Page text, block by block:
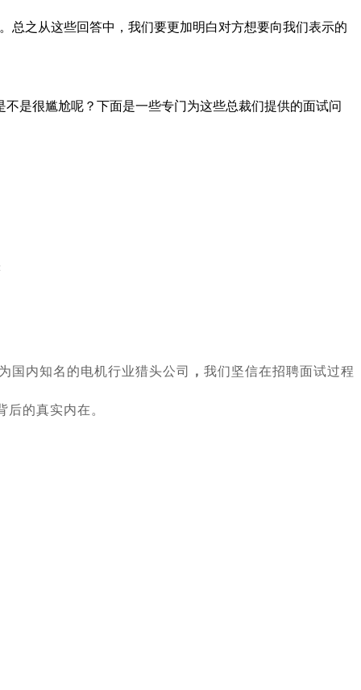
总之从这些回答中，我们要更加明白对方想要向我们表示的
是很尴尬呢？下面是一些专门为这些总裁们提供的面试问
国内知名的电机行业猎头公司 ， 我们坚信在招聘面试过程
的真实内在。